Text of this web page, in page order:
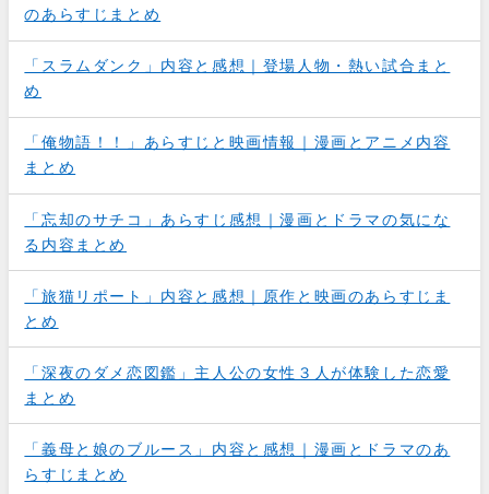
のあらすじまとめ
「スラムダンク」内容と感想｜登場人物・熱い試合まと
め
「俺物語！！」あらすじと映画情報｜漫画とアニメ内容
まとめ
「忘却のサチコ」あらすじ感想｜漫画とドラマの気にな
る内容まとめ
「旅猫リポート」内容と感想｜原作と映画のあらすじま
とめ
「深夜のダメ恋図鑑」主人公の女性３人が体験した恋愛
まとめ
「義母と娘のブルース」内容と感想｜漫画とドラマのあ
らすじまとめ